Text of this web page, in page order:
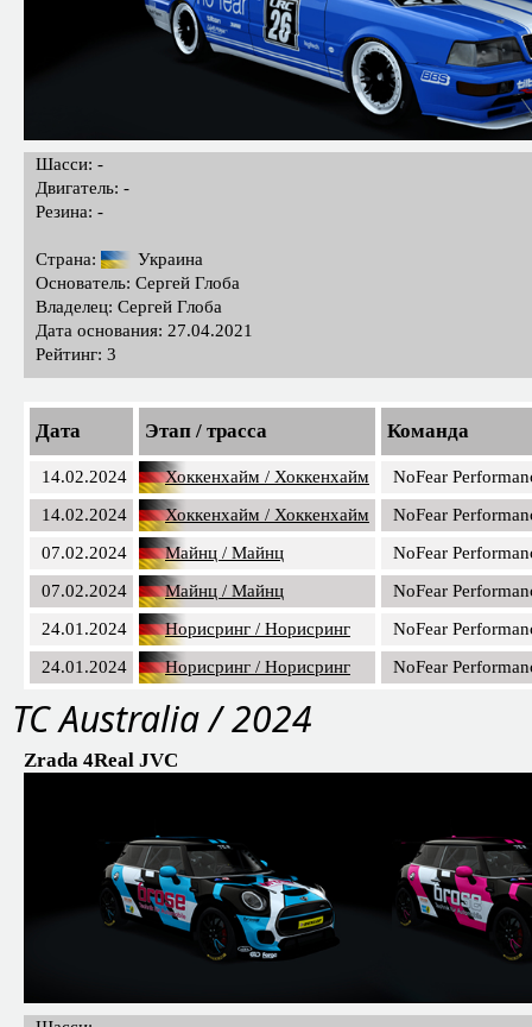
Шасси: -
Двигатель: -
Резина: -
Страна:
Украина
Основатель: Сергей Глоба
Владелец: Сергей Глоба
Дата основания: 27.04.2021
Рейтинг: 3
Дата Этап / трасса Команда
14.02.2024 Хоккенхайм / Хоккенхайм
NoFear
14.02.2024
Хоккенхайм / Хоккенхайм
NoFear
07.02.2024
Майнц / Майнц
NoFear
07.02.2024
Майнц / Майнц
NoFear
24.01.2024
Норисринг / Норисринг
NoFear
24.01.2024
Норисринг / Норисринг NoFear
TC Australia / 2024
Zrada 4Real JVC